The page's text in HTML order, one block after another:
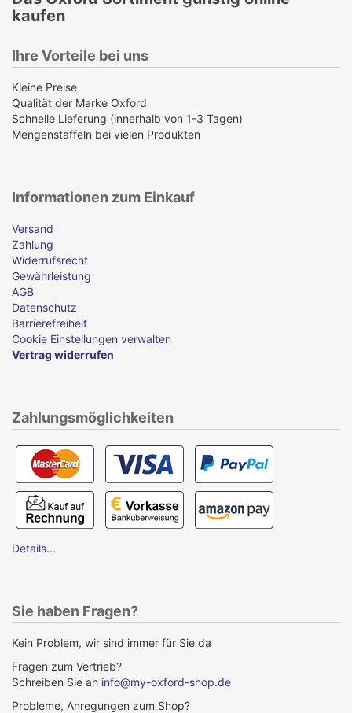
kaufen
Ihre Vorteile bei uns
Kleine Preise
Qualität der Marke Oxford
Schnelle Lieferung (innerhalb von 1-3 Tagen)
Mengenstaffeln bei vielen Produkten
Informationen zum Einkauf
Versand
Zahlung
Widerrufsrecht
Gewährleistung
AGB
Datenschutz
Barrierefreiheit
Cookie Einstellungen verwalten
Vertrag widerrufen
Zahlungsmöglichkeiten
Details...
Sie haben Fragen?
Kein Problem, wir sind immer für Sie da
Fragen zum Vertrieb?
Schreiben Sie an info@my-oxford-shop.de
Probleme, Anregungen zum Shop?